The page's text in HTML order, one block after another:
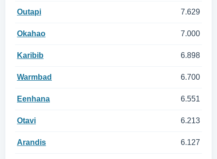
Outapi 7.629
Okahao 7.000
Karibib 6.898
Warmbad 6.700
Eenhana 6.551
Otavi 6.213
Arandis 6.127